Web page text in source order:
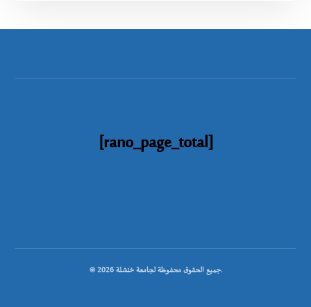
[rano_page_total]
© جميع الحقوق محفوظة لجامعة خنشلة 2026.